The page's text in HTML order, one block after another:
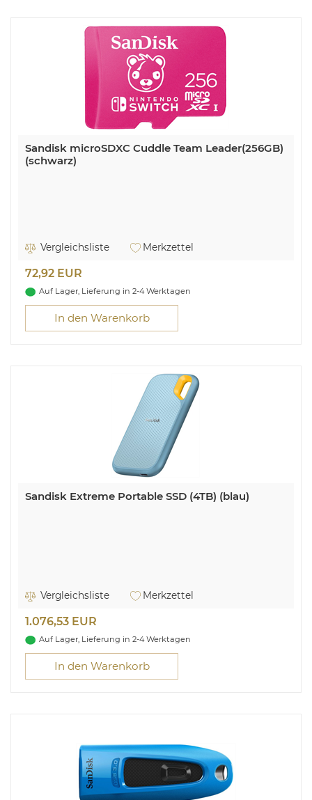
Sandisk microSDXC Cuddle Team Leader(256GB)
(schwarz)
Vergleichsliste Merkzettel
72,92 EUR
Auf Lager, Lieferung in 2-4 Werktagen
In den Warenkorb
Sandisk Extreme Portable SSD (4TB) (blau)
Vergleichsliste Merkzettel
1.076,53 EUR
Auf Lager, Lieferung in 2-4 Werktagen
In den Warenkorb